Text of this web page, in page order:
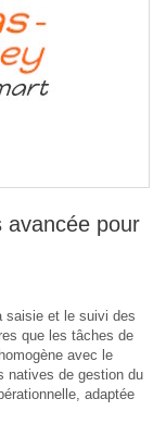
avancée pour
saisie et le suivi des
que les tâches de
avec le
natives de gestion du
adaptée